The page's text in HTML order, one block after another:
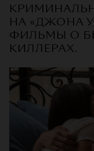
НА «ДЖОНА
ФИЛЬМЫ О
КИЛЛЕРАХ.